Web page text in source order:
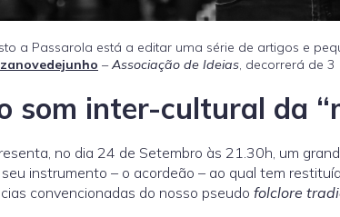
a Passarola está a editar uma série de artigos e
–Associação de Ideias, decorrerá de
som inter-cultural da
no dia 24 de Setembro às 21.30h, um
instrumento – o acordeão – ao qual tem
convencionadas do nosso pseudo folclore